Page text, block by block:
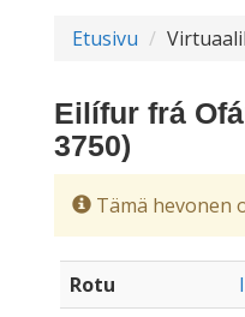
Etusivu
Eilífur frá
3750)
Tämä hevonen
Rotu